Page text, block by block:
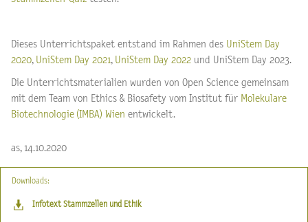
Dieses Unterrichtspaket entstand im Rahmen des UniStem Day
2020, UniStem Day 2021, UniStem Day 2022 und UniStem Day 2023.
Die Unterrichtsmaterialien wurden von Open Science gemeinsam
mit dem Team von Ethics & Biosafety vom Institut für Molekulare
Biotechnologie (IMBA) Wien entwickelt.
as, 14.10.2020
Downloads:
Infotext Stammzellen und Ethik